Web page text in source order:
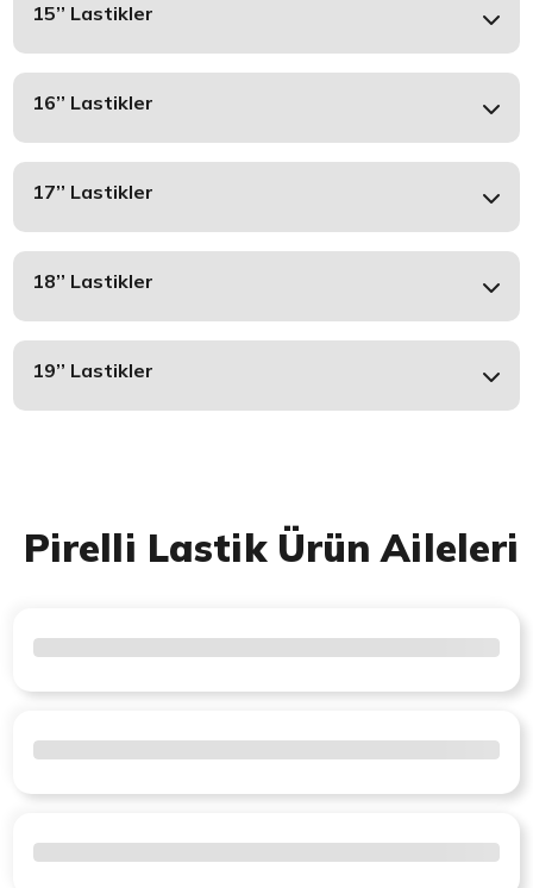
15’’ Lastikler
16’’ Lastikler
17’’ Lastikler
18’’ Lastikler
19’’ Lastikler
Pirelli Lastik Ürün Aileleri